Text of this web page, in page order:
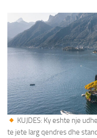
Udhetime 3 ditore
Paketa Individuale
KUJDES: Ky eshte nje
te jete larg qendres dhe